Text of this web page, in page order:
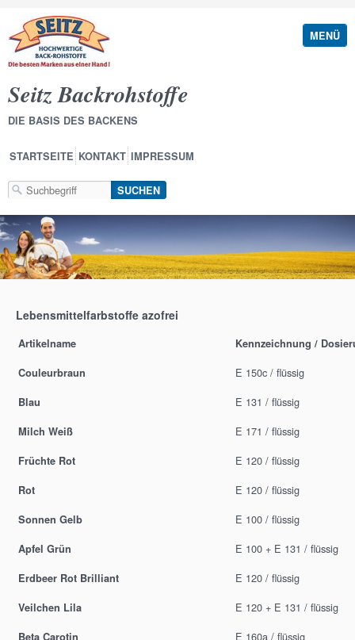
MENÜ
Seitz Backrohstoffe
DIE BASIS DES BACKENS
STARTSEITE KONTAKT IMPRESSUM
Lebensmittelfarbstoffe azofrei
Artikelname Kennzeichnung /
Couleurbraun E 150c / flüssig
Blau E 131 / flüssig
Milch Weiß E 171 / flüssig
Früchte Rot E 120 / flüssig
Rot E 120 / flüssig
Sonnen Gelb E 100 / flüssig
Apfel Grün E 100 + E 131 / flüssig
Erdbeer Rot Brilliant E 120 / flüssig
Veilchen Lila E 120 + E 131 / flüssig
E 160a / flüssig